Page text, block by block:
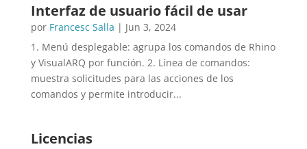
Interfaz de usuario fácil de usar
por Francesc Salla | Jun 3, 2024
1. Menú desplegable: agrupa los comandos de Rhino
y VisualARQ por función. 2. Línea de comandos:
muestra solicitudes para las acciones de los
comandos y permite introducir...
Licencias